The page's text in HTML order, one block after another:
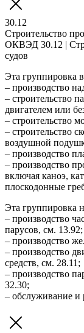
30.12
Строительство
ОКВЭД 30.12 |
судов
Эта группировка
– производство
– строительство
двигателем или
– строительство
– строительство
воздушной
– производство
– производство
включая каноэ,
плоскодонные
Эта группировка
– производство
парусов, см. 13.92;
– производство
– производство
средств, см. 28.11;
– производство
32.30;
– обслуживание и